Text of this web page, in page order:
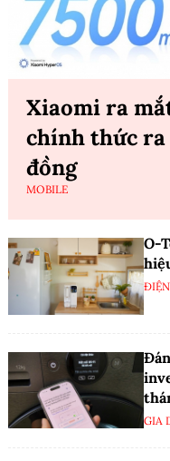
Xiaomi ra
chính thức
đồng
MOBILE
O-
GIA